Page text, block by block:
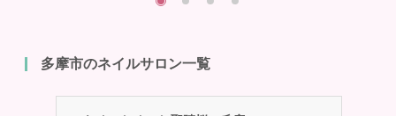
多摩市のネイルサロン一覧